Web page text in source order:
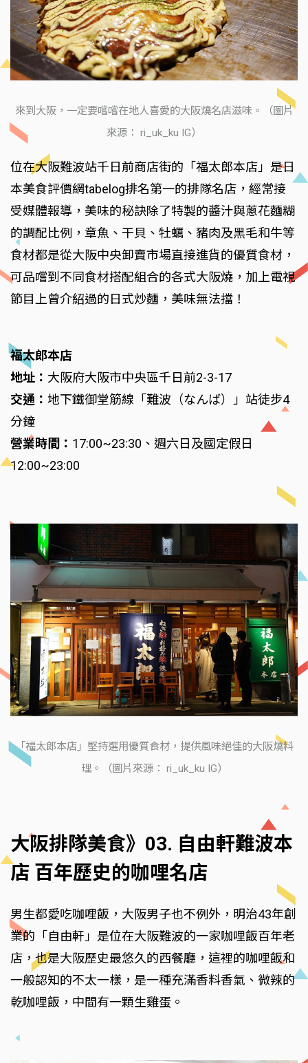
來到大阪，一定要嚐嚐在地人喜愛的大阪燒名店滋味。（圖片
來源： ri_uk_ku IG）
位在大阪難波站千日前商店街的「福太郎本店」是日
本美食評價網tabelog排名第一的排隊名店，經常接
受媒體報導，美味的秘訣除了特製的醬汁與蔥花麵糊
的調配比例，章魚、干貝、牡蠣、豬肉及黑毛和牛等
食材都是從大阪中央卸賣市場直接進貨的優質食材，
可品嚐到不同食材搭配組合的各式大阪燒，加上電視
節目上曾介紹過的日式炒麵，美味無法擋！
福太郎本店
地址： 大阪府大阪市中央區千日前2-3-17
交通： 地下鐵御堂筋線「難波（なんば）」站徒步4
分鐘
營業時間： 17:00~23:30、週六日及國定假日
12:00~23:00
「福太郎本店」堅持選用優質食材，提供風味絕佳的大阪燒料
理。（圖片來源： ri_uk_ku IG）
大阪排隊美食》03. 自由軒難波本
店 百年歷史的咖哩名店
男生都愛吃咖哩飯，大阪男子也不例外，明治43年創
業的「自由軒」是位在大阪難波的一家咖哩飯百年老
店，也是大阪歷史最悠久的西餐廳，這裡的咖哩飯和
一般認知的不太一樣，是一種充滿香料香氣、微辣的
乾咖哩飯，中間有一顆生雞蛋。